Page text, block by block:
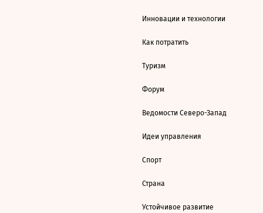
Инновации и технологии
Как потратить
Туризм
Форум
Ведомости Северо-Запад
Идеи управления
Спорт
Страна
Устойчивое развитие